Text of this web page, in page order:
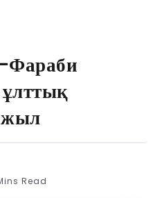
Фараби
жыл
Read